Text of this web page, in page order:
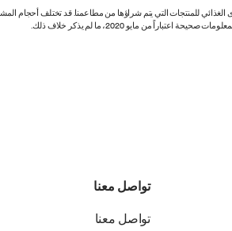
الغذائي للمنتجات التي يتم شراؤها من مطاعمنا. قد تختلف
من مايو 2020، ما لم يذكر خلاف ذلك.
تواصل معنا
تواصل معنا